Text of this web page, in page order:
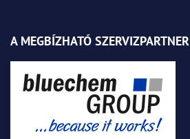
A MEGBÍZHATÓ SZERVIZPARTNER